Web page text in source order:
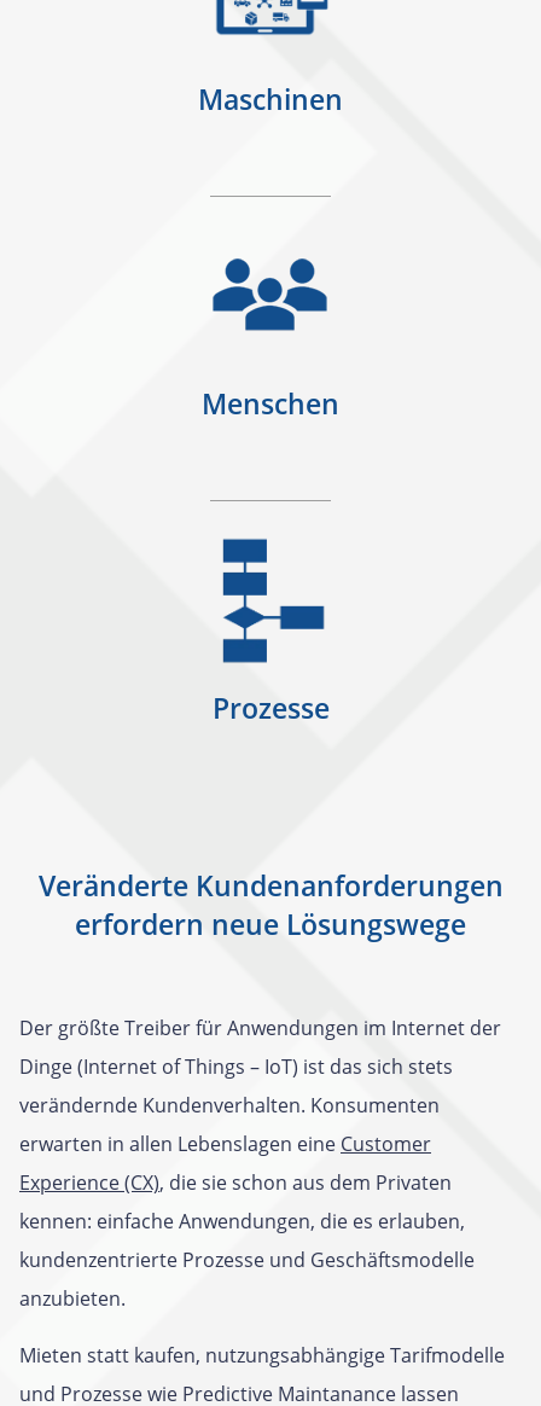
Maschinen
Menschen
Prozesse
Veränderte Kundenanforderungen
erfordern neue Lösungswege
Der größte Treiber für Anwendungen im Internet der
Dinge (Internet of Things – IoT) ist das sich stets
verändernde Kundenverhalten. Konsumenten
erwarten in allen Lebenslagen eine Customer
Experience (CX), die sie schon aus dem Privaten
kennen: einfache Anwendungen, die es erlauben,
kundenzentrierte Prozesse und Geschäftsmodelle
anzubieten.
Mieten statt kaufen, nutzungsabhängige Tarifmodelle
und Prozesse wie Predictive Maintanance lassen